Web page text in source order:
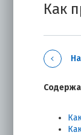
Как